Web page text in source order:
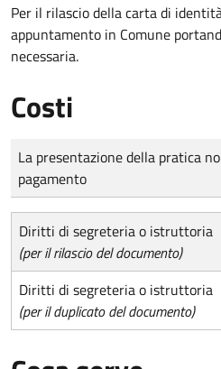
Per il rilascio della carta di
appuntamento in Comune
necessaria.
Costi
Tipo di pagamento
Importo
La presentazione della pratica
pagamento
Diritti di segreteria o istruttoria
(per il rilascio del documento)
Diritti di segreteria o istruttoria
(per il duplicato del documento)